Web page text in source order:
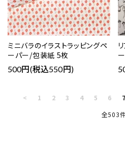
ミニバラのイラストラッピングペ
ーパー/包装紙 5枚
500円(税込550円)
< 1 2 3 4 5 6 7
全503